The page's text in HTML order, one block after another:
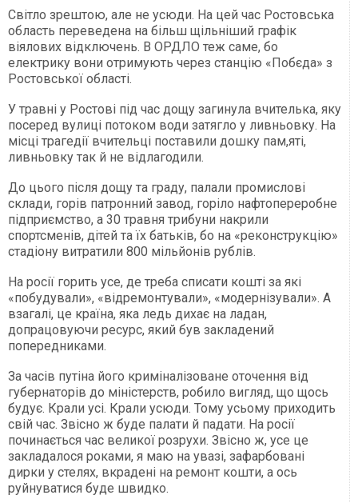
Світло зрештою, але не усюди. На цей час Ростовська
область переведена на більш щільніший графік
віялових відключень. В ОРДЛО теж саме, бо
електрику вони отримують через станцію «Побєда» з
Ростовської області.
У травні у Ростові під час дощу загинула вчителька, яку
посеред вулиці потоком води затягло у ливньовку. На
місці трагедії вчительці поставили дошку пам,яті,
ливньовку так й не відлагодили.
До цього після дощу та граду, палали промислові
склади, горів патронний завод, горіло нафтопереробне
підприємство, а 30 травня трибуни накрили
спортсменів, дітей та їх батьків, бо на «реконструкцію»
стадіону витратили 800 мільйонів рублів.
На росії горить усе, де треба списати кошті за які
«побудували», «відремонтували», «модернізували». А
взагалі, це країна, яка ледь дихає на ладан,
допрацовуючи ресурс, який був закладений
попередниками.
За часів путіна його криміналізоване оточення від
губернаторів до міністерств, робило вигляд, що щось
будує. Крали усі. Крали усюди. Тому усьому приходить
свій час. Звісно ж буде палати й падати. На росії
починається час великої розрухи. Звісно ж, усе це
закладалося роками, я маю на увазі, зафарбовані
дирки у стелях, вкрадені на ремонт кошти, а ось
руйнуватися буде швидко.